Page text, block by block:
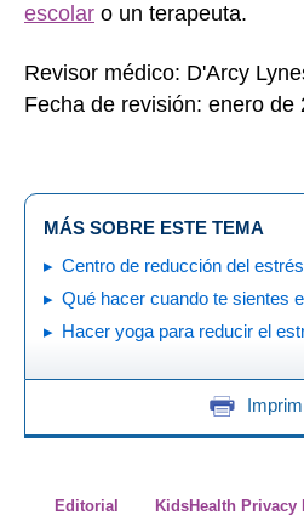
escolar o un terapeuta.
Revisor médico: D'Arcy
Fecha de revisión: enero de
MÁS SOBRE ESTE TEMA
Centro de reducción del estrés
Qué hacer cuando te sientes
Hacer yoga para reducir el
Editorial
KidsHealth Privacy